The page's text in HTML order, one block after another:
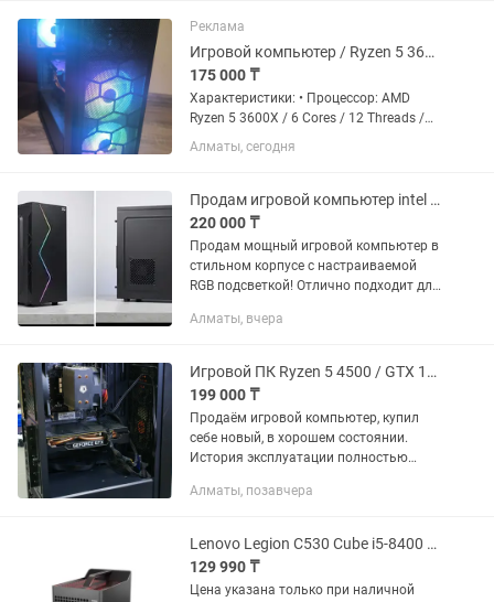
Реклама
Игровой компьютер / Ryzen 5 3600X / GTX 1650 SUPER 4GB / 16GB / SSD 1TB
175 000 ₸
Характеристики: • Процессор: AMD
Ryzen 5 3600X / 6 Cores / 12 Threads /
3.8 GHz - 4.4 GHz • Материнская карта:
Gigabyte A520M DS3H • ОЗУ: 16GB
PSD48G320081 •...
Алматы, сегодня
Продам игровой компьютер intel core i5 12400
220 000 ₸
Продам мощный игровой компьютер в
стильном корпусе с настраиваемой
RGB подсветкой! Отлично подходит для
Состояние — идеальное, работает
Алматы, вчера
Игровой ПК Ryzen 5 4500 / GTX 1660 Super / 16 GB
199 000 ₸
Продаём игровой компьютер, купил
себе новый, в хорошем состоянии.
История эксплуатации полностью
майнинга и не разгонялся.
Ryzen 5 4500...
Алматы, позавчера
Lenovo Legion C530 Cube i5-8400 MSI GTX 1060 HDD 1 TB Магазин Red Gee
129 990 ₸
Цена указана только при наличной